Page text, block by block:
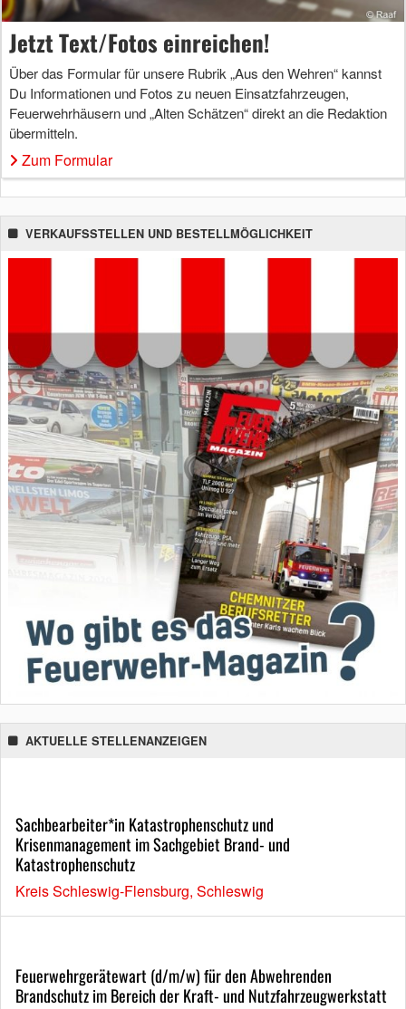
Jetzt Text/Fotos einreichen!
Über das Formular für unsere Rubrik „Aus den Wehren“ kannst
Du Informationen und Fotos zu neuen Einsatzfahrzeugen,
Feuerwehrhäusern und „Alten Schätzen“ direkt an die Redaktion
übermitteln.
Zum Formular
VERKAUFSSTELLEN UND BESTELLMÖGLICHKEIT
AKTUELLE STELLENANZEIGEN
Sachbearbeiter*in Katastrophenschutz und
Krisenmanagement im Sachgebiet Brand- und
Katastrophenschutz
Kreis Schleswig-Flensburg, Schleswig
Feuerwehrgerätewart (d/m/w) für den Abwehrenden
Brandschutz im Bereich der Kraft- und Nutzfahrzeugwerkstatt